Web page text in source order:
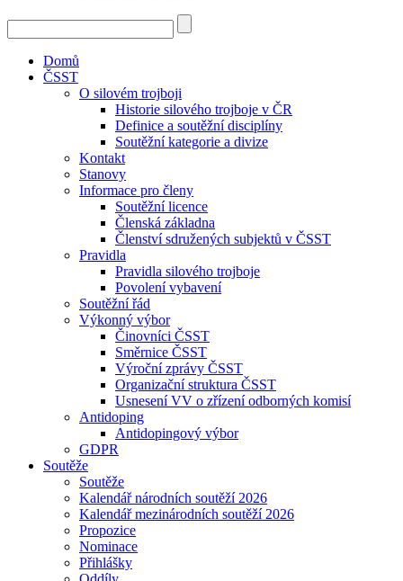
Domů
ČSST
O silovém trojboji
Historie silového trojboje v ČR
Definice a soutěžní disciplíny
Soutěžní kategorie a divize
Kontakt
Stanovy
Informace pro členy
Soutěžní licence
Členská základna
Členství sdružených subjektů v ČSST
Pravidla
Pravidla silového trojboje
Povolení vybavení
Soutěžní řád
Výkonný výbor
Činovníci ČSST
Směrnice ČSST
Výroční zprávy ČSST
Organizační struktura ČSST
Usnesení VV o zřízení odborných komisí
Antidoping
Antidopingový výbor
GDPR
Soutěže
Soutěže
Kalendář národních soutěží 2026
Kalendář mezinárodních soutěží 2026
Propozice
Nominace
Přihlášky